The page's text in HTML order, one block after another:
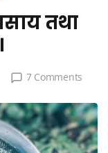
तथा
7 Comments
पालन
एक
व्यवसाय